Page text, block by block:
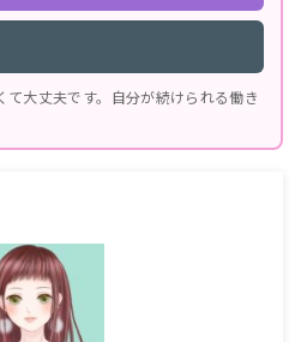
大丈夫です。自分が続けられる働き